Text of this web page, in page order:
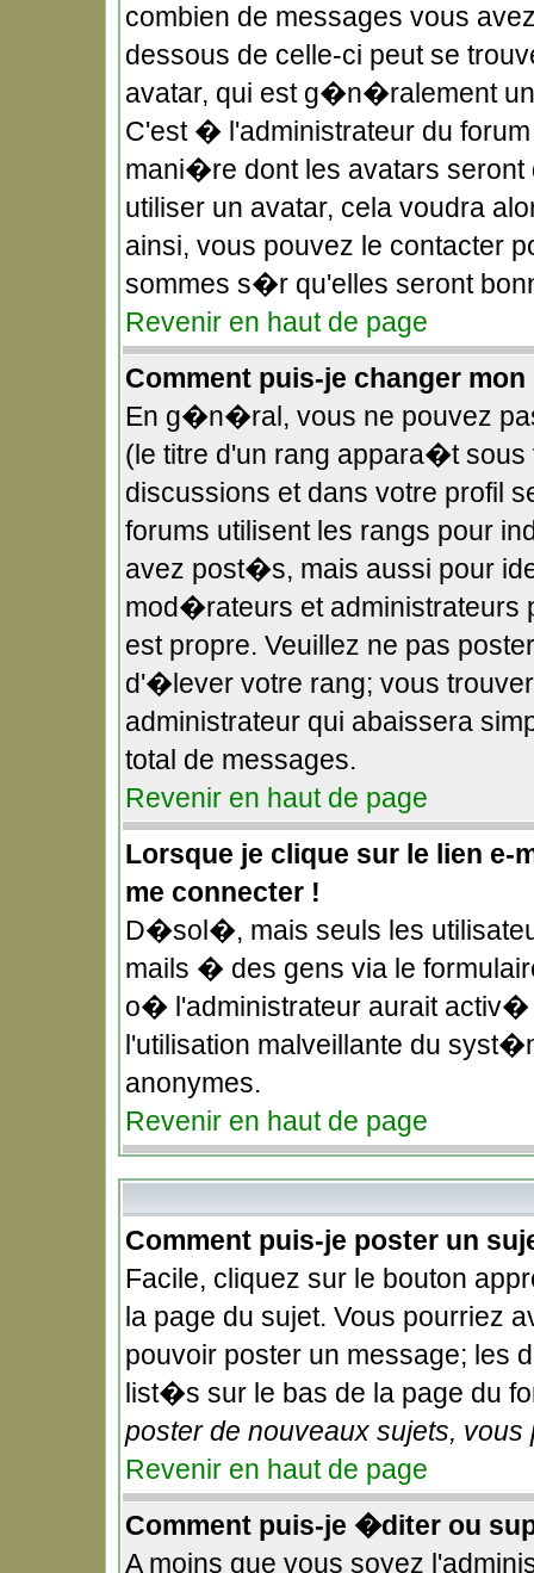
combien de messages vous
dessous de celle-ci peut se
avatar, qui est g�n�ralement
C'est � l'administrateur du
mani�re dont les avatars seront
utiliser un avatar, cela voudra
ainsi, vous pouvez le contacter
sommes s�r qu'elles seront
Revenir en haut de page
Comment puis-je changer mon
En g�n�ral, vous ne pouvez
(le titre d'un rang appara�t
discussions et dans votre profil
forums utilisent les rangs pour
avez post�s, mais aussi pour
mod�rateurs et administrateurs
est propre. Veuillez ne pas
d'�lever votre rang; vous
administrateur qui abaissera
total de messages.
Revenir en haut de page
Lorsque je clique sur le lien e-
me connecter !
D�sol�, mais seuls les
mails � des gens via le
o� l'administrateur aurait
l'utilisation malveillante du
anonymes.
Revenir en haut de page
Comment puis-je poster un
Facile, cliquez sur le bouton
la page du sujet. Vous pourriez
pouvoir poster un message; les
list�s sur le bas de la page du
poster de nouveaux sujets, vous
Revenir en haut de page
Comment puis-je �diter ou
A moins que vous soyez